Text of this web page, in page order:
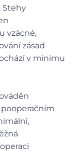
Stehy
vzácné,
zásad
v minimu